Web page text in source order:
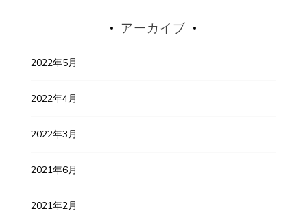
アーカイブ
2022年5月
2022年4月
2022年3月
2021年6月
2021年2月